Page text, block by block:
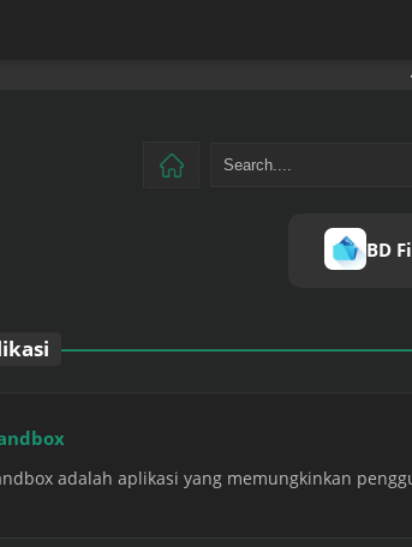
BD
adalah aplikasi yang memungkinkan